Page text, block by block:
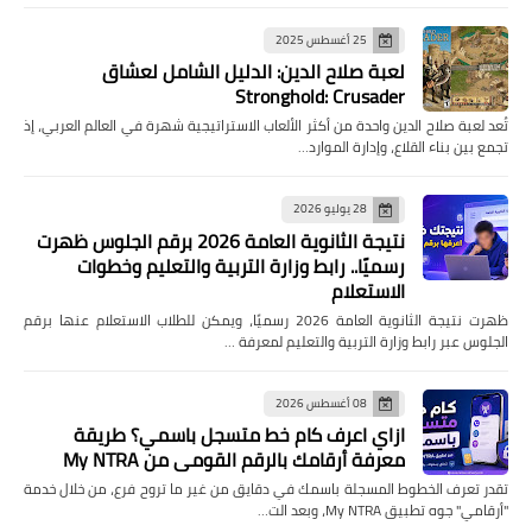
25 أغسطس 2025
لعبة صلاح الدين: الدليل الشامل لعشاق
Stronghold: Crusader
تُعد لعبة صلاح الدين واحدة من أكثر الألعاب الاستراتيجية شهرة في العالم العربي، إذ
تجمع بين بناء القلاع، وإدارة الموارد…
28 يوليو 2026
نتيجة الثانوية العامة 2026 برقم الجلوس ظهرت
رسميًا.. رابط وزارة التربية والتعليم وخطوات
الاستعلام
ظهرت نتيجة الثانوية العامة 2026 رسميًا، ويمكن للطلاب الاستعلام عنها برقم
الجلوس عبر رابط وزارة التربية والتعليم لمعرفة …
08 أغسطس 2026
ازاي اعرف كام خط متسجل باسمي؟ طريقة
معرفة أرقامك بالرقم القومي من My NTRA
تقدر تعرف الخطوط المسجلة باسمك في دقايق من غير ما تروح فرع، من خلال خدمة
"أرقامي" جوه تطبيق My NTRA، وبعد الت…